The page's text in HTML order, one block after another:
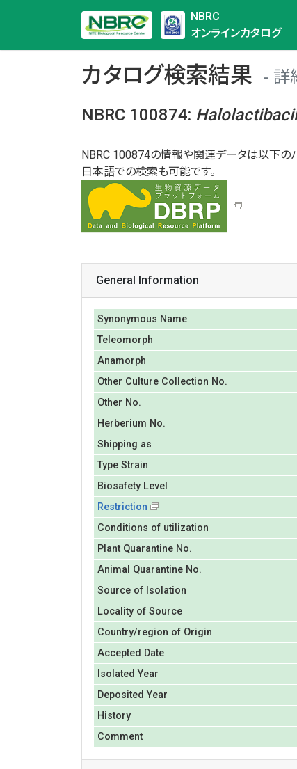
NBRC
オンラインカタログ
カタログ検索結果
詳
NBRC 100874:
NBRC 100874の情報や関連データは以下の
日本語での検索も可能です。
General Information
Synonymous Name
Teleomorph
Anamorph
Other Culture Collection No.
Other No.
Herberium No.
Shipping as
Type Strain
Biosafety Level
Restriction
Conditions of utilization
Plant Quarantine No.
Animal Quarantine No.
Source of Isolation
Locality of Source
Country/region of Origin
Accepted Date
Isolated Year
Deposited Year
History
Comment